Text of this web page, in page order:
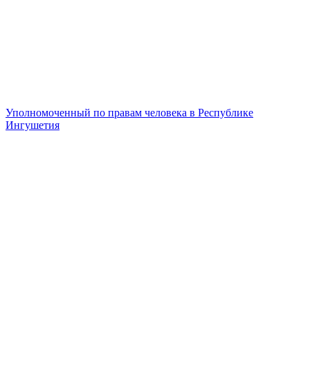
Уполномоченный по правам человека в Республике
Ингушетия